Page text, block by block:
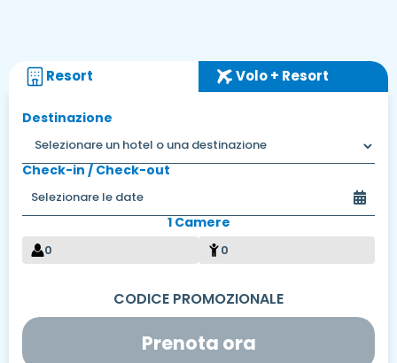
Resort Volo + Resort
Destinazione
Check-in / Check-out
1 Camere
0 0
Prenota ora